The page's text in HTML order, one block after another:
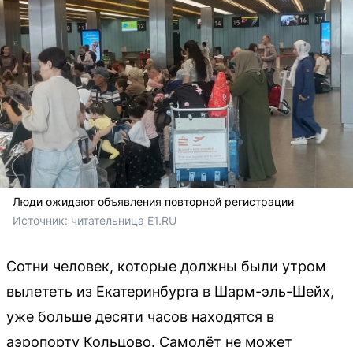
Люди ожидают объявления повторной регистрации
Источник: читательница E1.RU
Сотни человек, которые должны были утром
вылететь из Екатеринбурга в Шарм-эль-Шейх,
уже больше десяти часов находятся в
аэропорту Кольцово. Самолёт не может